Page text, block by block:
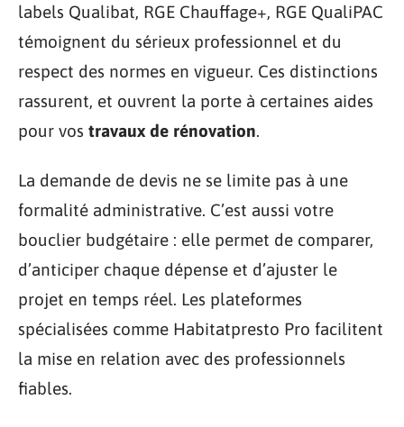
labels Qualibat, RGE Chauffage+, RGE QualiPAC
témoignent du sérieux professionnel et du
respect des normes en vigueur. Ces distinctions
rassurent, et ouvrent la porte à certaines aides
pour vos travaux de rénovation.
La demande de devis ne se limite pas à une
formalité administrative. C’est aussi votre
bouclier budgétaire : elle permet de comparer,
d’anticiper chaque dépense et d’ajuster le
projet en temps réel. Les plateformes
spécialisées comme Habitatpresto Pro facilitent
la mise en relation avec des professionnels
fiables.